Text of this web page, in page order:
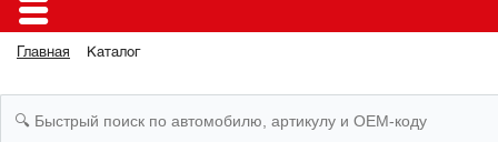
Главная Каталог